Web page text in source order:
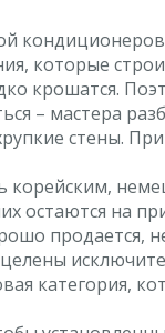
которые
крошатся.
– мастера
стены. При
корейским,
остаются на
продается,
категория,